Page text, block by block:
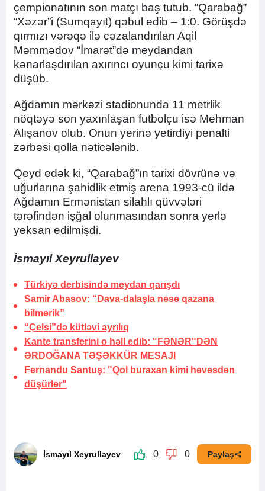
çempionatının son matçı baş tutub. “Qarabağ”
“Xəzər”i (Sumqayıt) qəbul edib – 1:0. Görüşdə
qırmızı vərəqə ilə cəzalandırılan Aqil
Məmmədov “İmarət”də meydandan
kənarlaşdırılan axırıncı oyunçu kimi tarixə
düşüb.
Ağdamın mərkəzi stadionunda 11 metrlik
nöqtəyə son yaxınlaşan futbolçu isə Mehman
Alışanov olub. Onun yerinə yetirdiyi penalti
zərbəsi qolla nəticələnib.
Qeyd edək ki, “Qarabağ”ın tarixi dövrünə və
uğurlarına şahidlik etmiş arena 1993-cü ildə
Ağdamın Ermənistan silahlı qüvvələri
tərəfindən işğal olunmasından sonra yerlə
yeksan edilmişdi.
İsmayıl Xeyrullayev
Türkiyə derbisində meydan qarışdı
Samir Abasov: “Dava-dalaşla nəsə qazana
bilmərik”
“Çelsi”də kütləvi ayrılıq
Kante transferini o həll edib: "FƏNƏR"DƏN
ƏRDOĞANA TƏŞƏKKÜR MESAJI
Fernandu Santuş: "Qol buraxan kimi həvəsdən
düşürlər"
İsmayıl Xeyrullayev 0 0 Paylaş